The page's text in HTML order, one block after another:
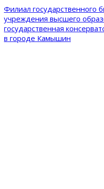
Филиал государственного
учреждения высшего
государственная
в городе Камышин